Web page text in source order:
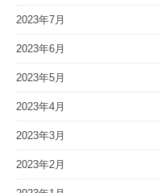
2023年7月
2023年6月
2023年5月
2023年4月
2023年3月
2023年2月